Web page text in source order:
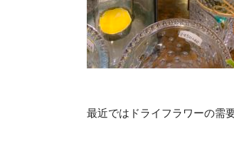
最近ではドライフラワーの需